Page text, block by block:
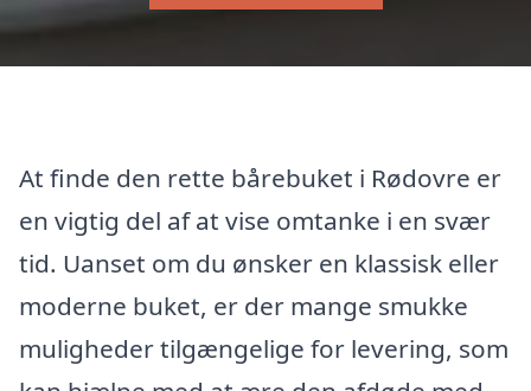
At finde den rette bårebuket i Rødovre er
en vigtig del af at vise omtanke i en svær
tid. Uanset om du ønsker en klassisk eller
moderne buket, er der mange smukke
muligheder tilgængelige for levering, som